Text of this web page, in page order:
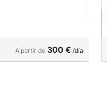
A partir de 300 € /día